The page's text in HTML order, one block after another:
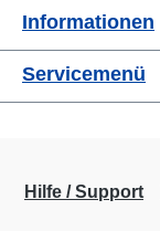
Informationen
Servicemenü
Hilfe / Support